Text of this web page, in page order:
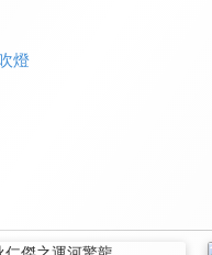
燈